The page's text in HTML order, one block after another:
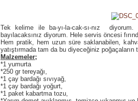
Tek kelime ile ba-yı-la-cak-sı-nız
bayılacaksınız diyorum. Hele servis öncesi
Hem pratik, hem uzun süre saklanabilen,
yatıştırmada tam da bu diyeceğiniz poğaçaların
Malzemeler;
*1 yumurta
*250 gr tereyağı,
*1 çay bardağı sıvıyağ,
*1 çay bardağı yoğurt,
*1 paket kabartma tozu,